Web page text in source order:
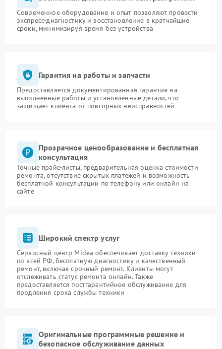
Современное оборудование и опыт позволяют провести
экспресс-диагностику и восстановление в кратчайшие
сроки, минимизируя время без устройства
Гарантия на работы и запчасти
Предоставляется документированная гарантия на
выполненные работы и установленные детали, что
защищает клиента от повторных неисправностей
Прозрачное ценообразование и бесплатная
консультация
Точные прайс-листы, предварительная оценка стоимости
ремонта, отсутствие скрытых платежей и возможность
бесплатной консультации по телефону или онлайн на
сайте
Широкий спектр услуг
Сервисный центр Midea обеспечивает доставку техники
по всей РФ, бесплатную диагностику и качественный
ремонт, включая срочный ремонт. Клиенты могут
отслеживать статус ремонта онлайн. Также
предоставляется постгарантийное обслуживание для
продления срока службы техники
Оригинальные программные решение и
безопасное обслуживание данных